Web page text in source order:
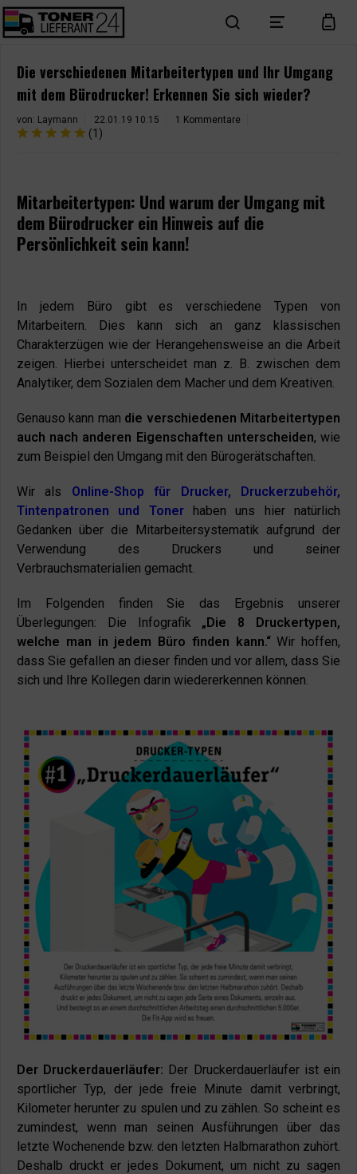
search menu cart
Die verschiedenen Mitarbeitertypen und Ihr Umgang
mit dem Bürodrucker! Erkennen Sie sich wieder?
von: Laymann 22.01.19 10:15 1 Kommentare
(1 )
Mitarbeitertypen: Und warum der Umgang mit
dem Bürodrucker ein Hinweis auf die
Persönlichkeit sein kann!
In jedem Büro gibt es verschiedene Typen von
Mitarbeitern. Dies kann sich an ganz klassischen
Charakterzügen wie der Herangehensweise an die Arbeit
zeigen. Hierbei unterscheidet man z. B. zwischen dem
Analytiker, dem Sozialen dem Macher und dem Kreativen.
Genauso kann man die verschiedenen Mitarbeitertypen
auch nach anderen Eigenschaften unterscheiden, wie
zum Beispiel den Umgang mit den Bürogerätschaften.
Wir als Online-Shop für Drucker, Druckerzubehör,
Tintenpatronen und Tonerhaben uns hier natürlich
Gedanken über die Mitarbeitersystematik aufgrund der
Verwendung des Druckers und seiner
Verbrauchsmaterialien gemacht.
Im Folgenden finden Sie das Ergebnis unserer
Überlegungen: Die Infografik „Die 8 Druckertypen,
welche man in jedem Büro finden kann.“Wir hoffen,
dass Sie gefallen an dieser finden und vor allem, dass Sie
sich und Ihre Kollegen darin wiedererkennen können.
Der Druckerdauerläufer: Der Druckerdauerläufer ist ein
sportlicher Typ, der jede freie Minute damit verbringt,
Kilometer herunter zu spulen und zu zählen. So scheint es
zumindest, wenn man seinen Ausführungen über das
letzte Wochenende bzw. den letzten Halbmarathon zuhört.
Deshalb druckt er jedes Dokument, um nicht zu sagen